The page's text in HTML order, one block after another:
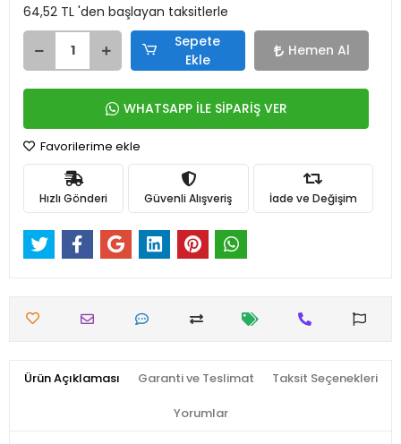
64,52 TL 'den başlayan taksitlerle
Sepete
Ekle
Hemen Al
WHATSAPP İLE SİPARİŞ VER
Favorilerime ekle
Hızlı Gönderi Güvenli Alışveriş İade ve Değişim
Ürün Açıklaması Garanti ve Teslimat Taksit Seçenekleri
Yorumlar